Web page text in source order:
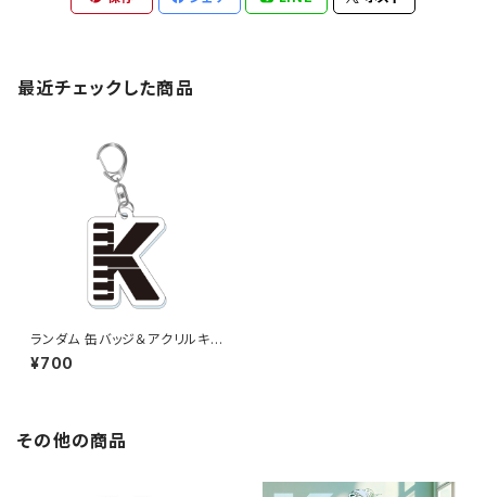
最近チェックした商品
ランダム 缶バッジ＆アクリルキ
ーホルダー
¥700
その他の商品